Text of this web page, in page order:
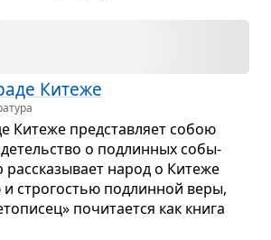
Китеже
Китеже пред­став­ляет собою
о под­лин­ных собы­
рас­ска­зы­вает народ о Китеже
и стро­го­стью под­лин­ной веры,
почи­та­ется как книга